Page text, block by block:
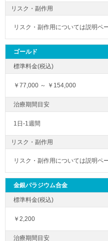
リスク・副作用
リスク・副作用については説明ペ
ゴールド
￥77,000 ～ ￥154,000
1日-1週間
リスク・副作用
リスク・副作用については説明ペ
金銀パラジウム合金
￥2,200